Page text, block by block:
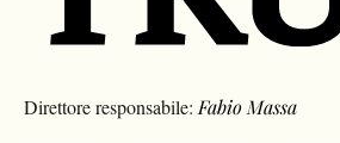
Direttore responsabile: Fabio Massa